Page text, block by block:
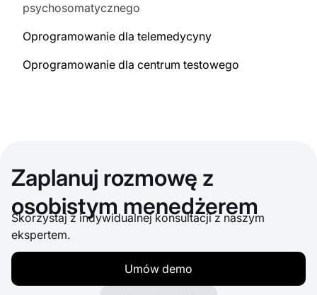
psychosomatycznego
Oprogramowanie dla telemedycyny
Oprogramowanie dla centrum testowego
Zaplanuj rozmowę z
osobistym menedżerem
Skorzystaj z indywidualnej konsultacji z naszym
ekspertem.
Umów demo